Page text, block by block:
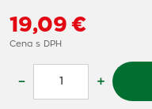
19,09 €
Cena s DPH
– +